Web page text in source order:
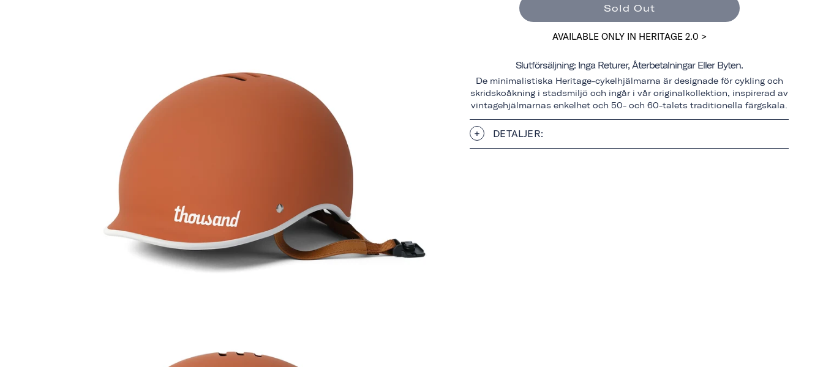
Sold Out
AVAILABLE ONLY IN HERITAGE 2.0 >
Slutförsäljning: Inga Returer, Återbetalningar Eller Byten.
De minimalistiska Heritage-cykelhjälmarna är designade för cykling och
skridskoåkning i stadsmiljö och ingår i vår originalkollektion, inspirerad av
vintagehjälmarnas enkelhet och 50- och 60-talets traditionella färgskala.
DETALJER: